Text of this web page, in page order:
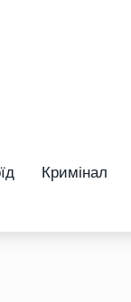
Кримінал